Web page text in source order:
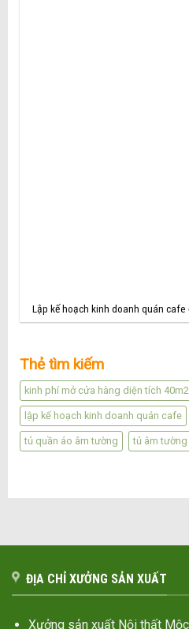
Lập kế hoạch kinh doanh quán cafe
Thẻ tìm kiếm
kinh phí mở cửa hàng diện tích 40m2
lập kế hoạch kinh doanh quán cafe
tủ quần áo âm tường tủ âm tường
ĐỊA CHỈ XƯỞNG SẢN XUẤT
Xưởng sản xuất Nội thất